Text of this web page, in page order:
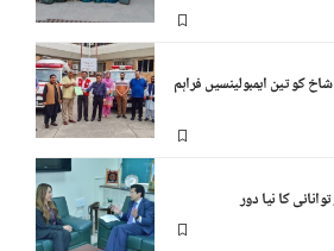
کو تین ایمبولینسیں فراہم
کا نیا دور